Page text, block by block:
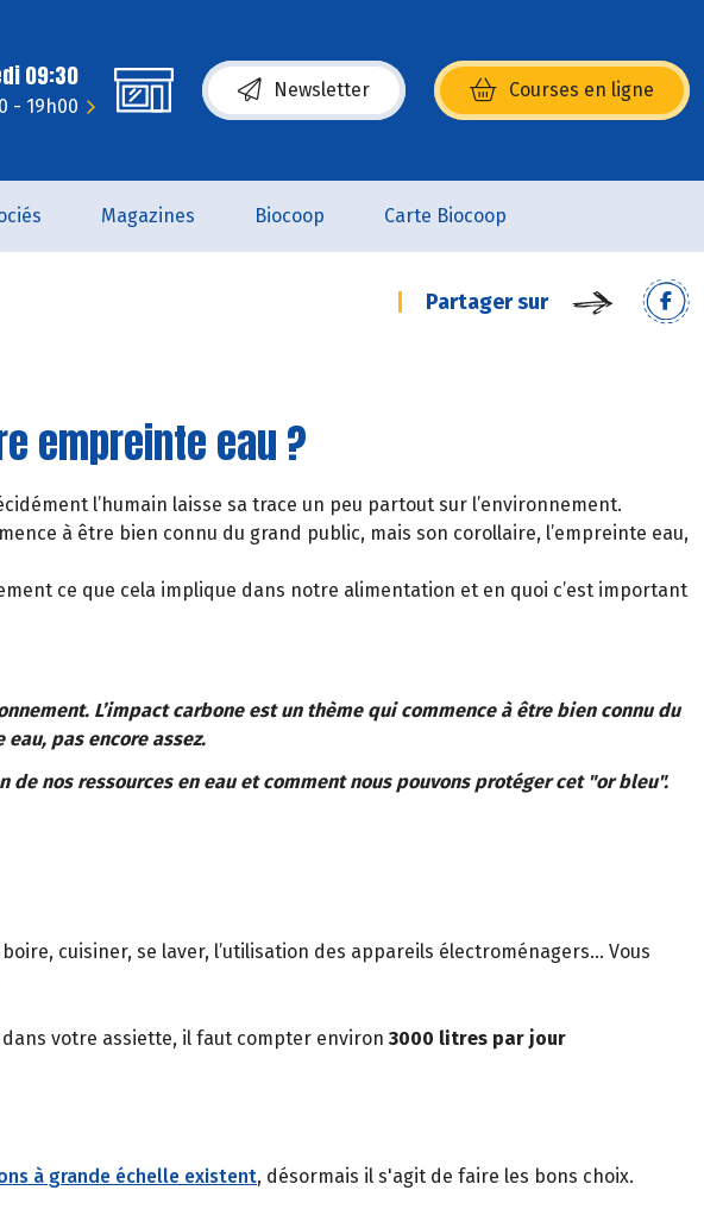
09:30
- 19h00
Newsletter Courses en ligne
(s’ouvre dans une nouvelle fenêtre)
Magazines Biocoop Carte Biocoop
Partager sur
empreinte eau ?
l’humain laisse sa trace un peu partout sur l’environnement.
à être bien connu du grand public, mais son corollaire, l’empreinte eau,
ce que cela implique dans notre alimentation et en quoi c’est important
L’impact carbone est un thème qui commence à être bien connu du
pas encore assez.
nos ressources en eau et comment nous pouvons protéger cet "or bleu".
boire, cuisiner, se laver, l’utilisation des appareils électroménagers… Vous
votre assiette, il faut compter environ 3000 litres par jour
à grande échelle existent, désormais il s'agit de faire les bons choix.